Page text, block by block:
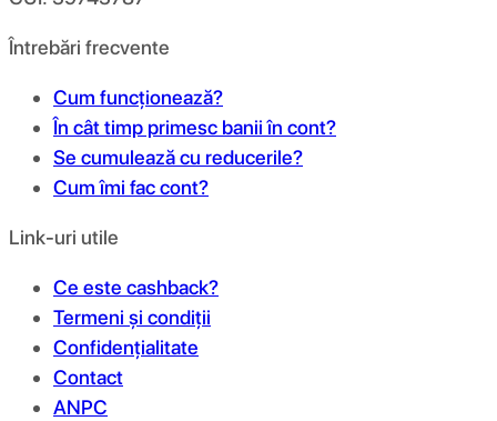
Întrebări frecvente
Cum funcționează?
În cât timp primesc banii în cont?
Se cumulează cu reducerile?
Cum îmi fac cont?
Link-uri utile
Ce este cashback?
Termeni și condiții
Confidențialitate
Contact
ANPC